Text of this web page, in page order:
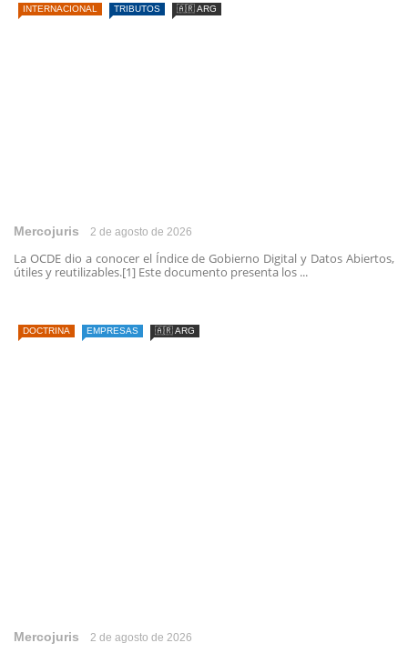
INTERNACIONAL TRIBUTOS 🇦🇷 ARG
Mercojuris 2 de agosto de 2026
La OCDE dio a conocer el Índice de Gobierno Digital y Datos Abiertos,
útiles y reutilizables.[1] Este documento presenta los ...
DOCTRINA EMPRESAS 🇦🇷 ARG
Mercojuris 2 de agosto de 2026